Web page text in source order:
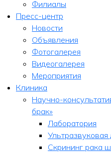
Филиалы
Пресс-центр
Новости
Объявления
Фотогалерея
Видеогалерея
Мероприятия
Клиника
Научно-
брак»
Лаборатория
Ультразвуковая
Скрининг рака